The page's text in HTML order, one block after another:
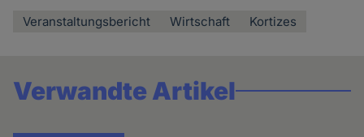
Veranstaltungsbericht Wirtschaft Kortizes
Verwandte Artikel